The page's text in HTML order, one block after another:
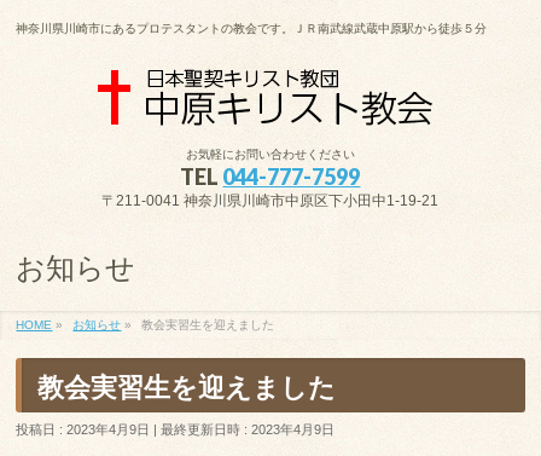
神奈川県川崎市にあるプロテスタントの教会です。ＪＲ南武線武蔵中原駅から徒歩５分
お気軽にお問い合わせください
TEL 044-777-7599
〒211-0041 神奈川県川崎市中原区下小田中1-19-21
お知らせ
HOME » お知らせ » 教会実習生を迎えました
教会実習生を迎えました
投稿日 : 2023年4月9日 最終更新日時 : 2023年4月9日